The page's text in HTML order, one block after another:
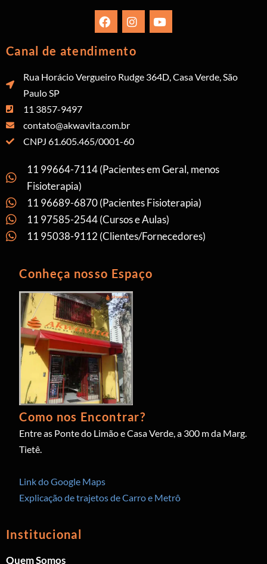
Canal de atendimento
Rua Horácio Vergueiro Rudge 364D, Casa Verde, São
Paulo SP
11 3857-9497
contato@akwavita.com.br
CNPJ 61.605.465/0001-60
11 99664-7114 (Pacientes em Geral, menos
Fisioterapia)
11 96689-6870 (Pacientes Fisioterapia)
11 97585-2544 (Cursos e Aulas)
11 95038-9112 (Clientes/Fornecedores)
Conheça nosso Espaço
Como nos Encontrar?
Entre as Ponte do Limão e Casa Verde, a 300 m da Marg.
Tietê.
Link do Google Maps
Explicação de trajetos de Carro e Metrô
Institucional
Quem Somos